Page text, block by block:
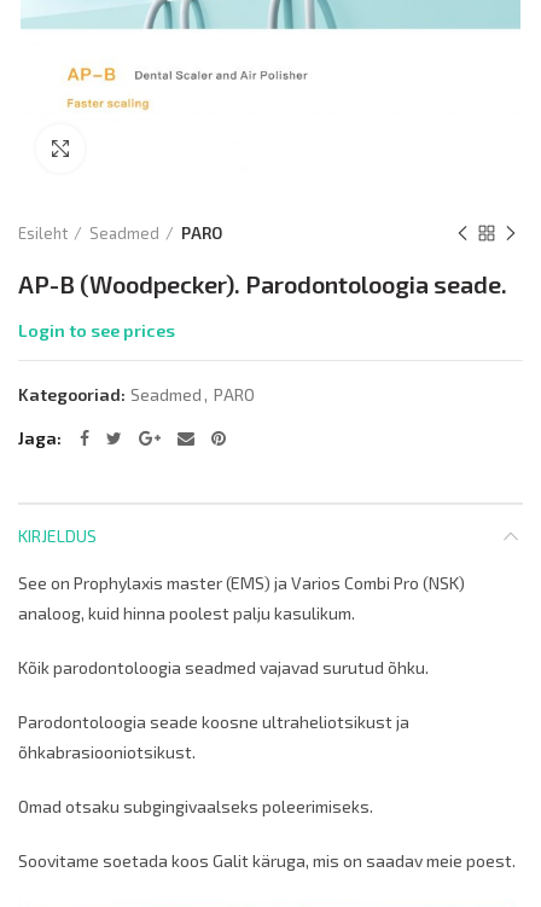
Esileht Seadmed PARO
AP-B (Woodpecker). Parodontoloogia seade.
Login to see prices
Kategooriad: Seadmed , PARO
Jaga
KIRJELDUS
See on Prophylaxis master (EMS) ja Varios Combi Pro (NSK)
analoog, kuid hinna poolest palju kasulikum.
Kõik parodontoloogia seadmed vajavad surutud õhku.
Parodontoloogia seade koosne ultraheliotsikust ja
õhkabrasiooniotsikust.
Omad otsaku subgingivaalseks poleerimiseks.
Soovitame soetada koos Galit käruga, mis on saadav meie poest.